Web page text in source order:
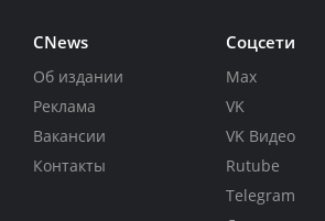
CNews
Об издании
Реклама
Вакансии
Контакты
Соцсети
Max
VK
VK Видео
Rutube
Telegram